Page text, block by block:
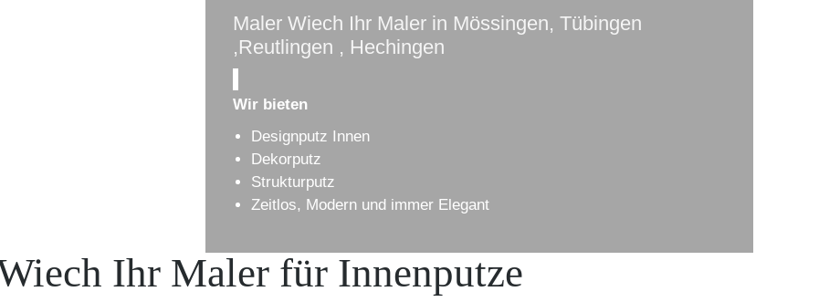
Maler Wiech Ihr Maler in Mössingen, Tübingen
,Reutlingen , Hechingen
Wir bieten
Designputz Innen
Dekorputz
Strukturputz
Zeitlos, Modern und immer Elegant
Ihr Maler für Innenputze